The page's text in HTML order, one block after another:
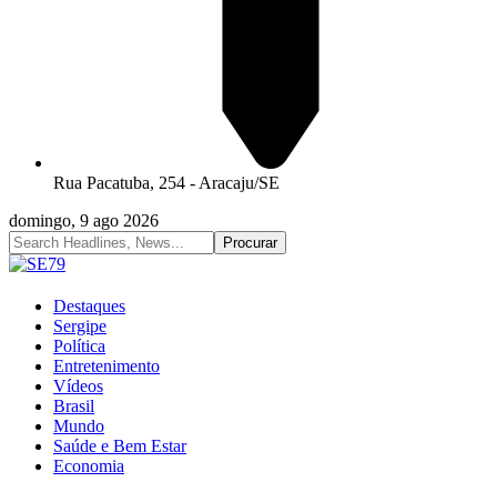
Rua Pacatuba, 254 - Aracaju/SE
domingo, 9 ago 2026
Destaques
Sergipe
Política
Entretenimento
Vídeos
Brasil
Mundo
Saúde e Bem Estar
Economia